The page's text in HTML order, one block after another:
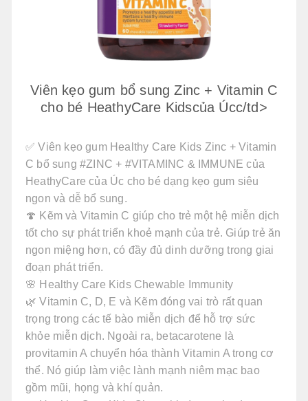
Viên kẹo gum bổ sung Zinc + Vitamin C
cho bé HeathyCare Kidscủa Úcc/td>
✅ Viên kẹo gum Healthy Care Kids Zinc + Vitamin
C bổ sung #ZINC + #VITAMINC & IMMUNE của
HeathyCare của Úc cho bé dạng kẹo gum siêu
ngon và dễ bổ sung.
🍄 Kẽm và Vitamin C giúp cho trẻ một hệ miễn dịch
tốt cho sự phát triển khoẻ mạnh của trẻ. Giúp trẻ ăn
ngon miệng hơn, có đầy đủ dinh dưỡng trong giai
đoạn phát triển.
🌸 Healthy Care Kids Chewable Immunity
🌿 Vitamin C, D, E và Kẽm đóng vai trò rất quan
trọng trong các tế bào miễn dịch để hỗ trợ sức
khỏe miễn dịch. Ngoài ra, betacarotene là
provitamin A chuyển hóa thành Vitamin A trong cơ
thể. Nó giúp làm việc lành mạnh niêm mạc bao
gồm mũi, họng và khí quản.